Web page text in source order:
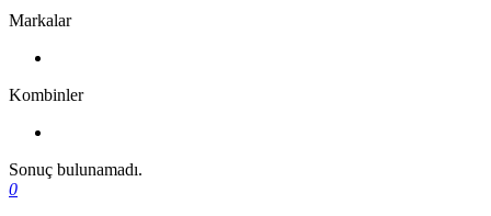
Markalar
Kombinler
Sonuç bulunamadı.
0